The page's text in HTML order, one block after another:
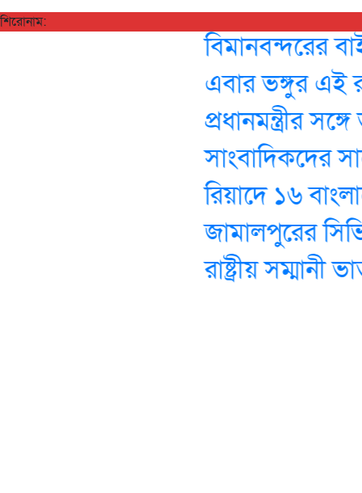
শিরোনাম:
বিমানবন্দরের
এবার ভঙ্গুর এই
প্রধানমন্ত্রীর
সাংবাদিকদের
রিয়াদে ১৬
জামালপুরের
রাষ্ট্রীয় সম্মানী